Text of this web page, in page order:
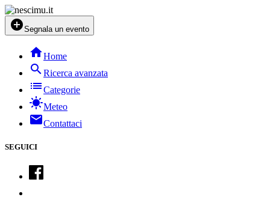
add_circleSegnala un evento
homeHome
searchRicerca avanzata
listCategorie
sunnyMeteo
mailContattaci
SEGUICI